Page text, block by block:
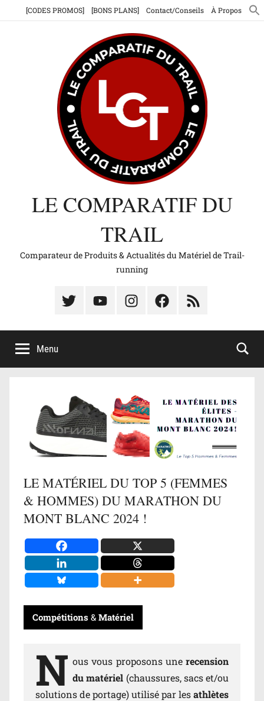
[CODES PROMOS] [BONS PLANS] Contact/Conseils À Propos
LE COMPARATIF DU
TRAIL
Comparateur de Produits & Actualités du Matériel de Trail-
running
Élément
menu
Élément
menu
Élément
menu
Élément
menu
Élément
menu
Menu
LE MATÉRIEL DU TOP 5 (FEMMES
& HOMMES) DU MARATHON DU
MONT BLANC 2024 !
Compétitions & Matériel
N ous vous proposons une recension
du matériel (chaussures, sacs et/ou
solutions de portage) utilisé par lesathlètes